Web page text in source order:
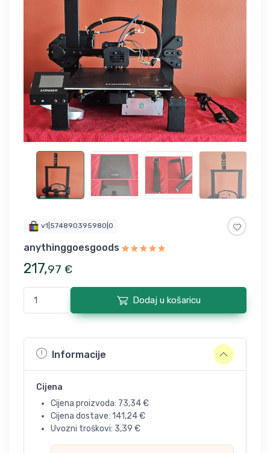
v1|574890395980|0
anythinggoesgoods
217,97 €
Dodaj u košaricu
Informacije
Cijena
Cijena proizvoda: 73,34€
Cijena dostave: 141,24€
Uvozni troškovi: 3,39 €